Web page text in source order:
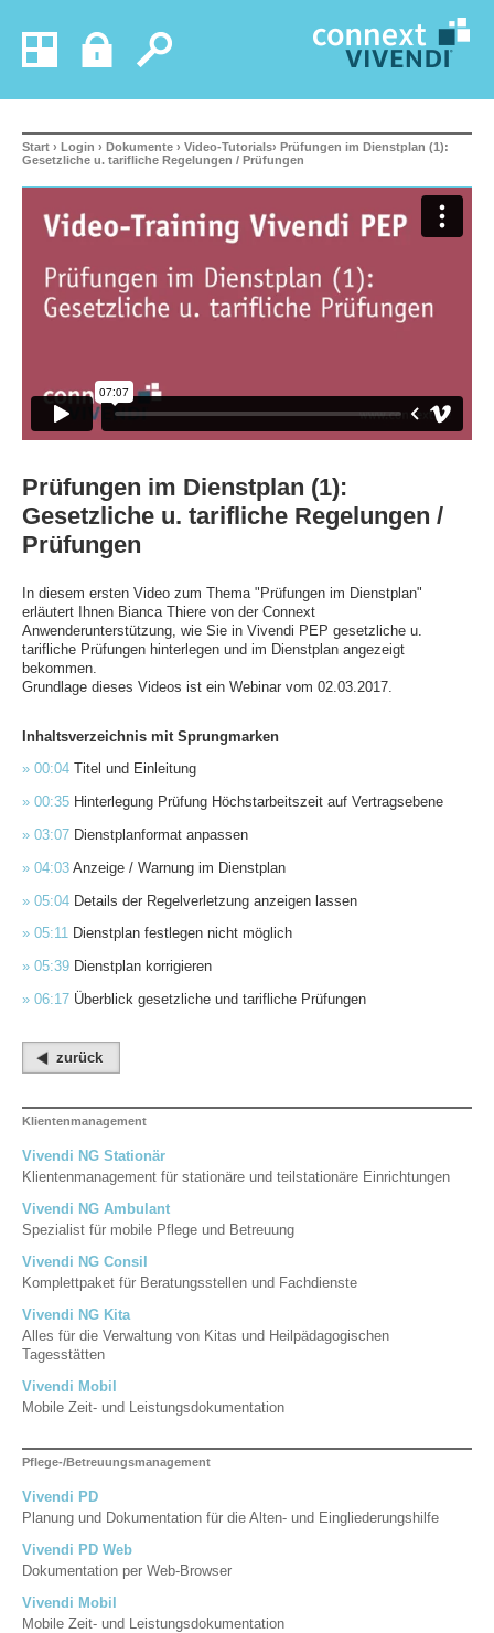
Start › Login › Dokumente › Video-Tutorials› Prüfungen im Dienstplan (1):
Gesetzliche u. tarifliche Regelungen / Prüfungen
Prüfungen im Dienstplan (1):
Gesetzliche u. tarifliche Regelungen /
Prüfungen
In diesem ersten Video zum Thema "Prüfungen im Dienstplan"
erläutert Ihnen Bianca Thiere von der Connext
Anwenderunterstützung, wie Sie in Vivendi PEP gesetzliche u.
tarifliche Prüfungen hinterlegen und im Dienstplan angezeigt
bekommen.
Grundlage dieses Videos ist ein Webinar vom 02.03.2017.
Inhaltsverzeichnis mit Sprungmarken
» 00:04 Titel und Einleitung
» 00:35 Hinterlegung Prüfung Höchstarbeitszeit auf Vertragsebene
» 03:07 Dienstplanformat anpassen
» 04:03 Anzeige / Warnung im Dienstplan
» 05:04 Details der Regelverletzung anzeigen lassen
» 05:11 Dienstplan festlegen nicht möglich
» 05:39 Dienstplan korrigieren
» 06:17 Überblick gesetzliche und tarifliche Prüfungen
zurück
Klientenmanagement
Vivendi NG Stationär
Klientenmanagement für stationäre und teilstationäre Einrichtungen
Vivendi NG Ambulant
Spezialist für mobile Pflege und Betreuung
Vivendi NG Consil
Komplettpaket für Beratungsstellen und Fachdienste
Vivendi NG Kita
Alles für die Verwaltung von Kitas und Heilpädagogischen
Tagesstätten
Vivendi Mobil
Mobile Zeit- und Leistungsdokumentation
Pflege-/Betreuungsmanagement
Vivendi PD
Planung und Dokumentation für die Alten- und Eingliederungshilfe
Vivendi PD Web
Dokumentation per Web-Browser
Vivendi Mobil
Mobile Zeit- und Leistungsdokumentation